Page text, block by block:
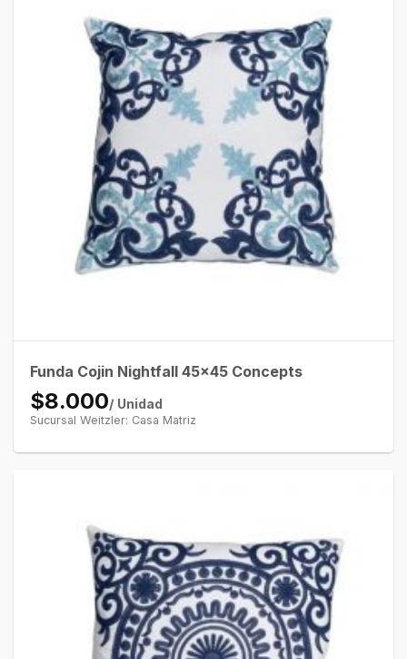
Funda Cojin Nightfall 45×45 Concepts
$8.000/ Unidad
Sucursal Weitzler: Casa Matriz